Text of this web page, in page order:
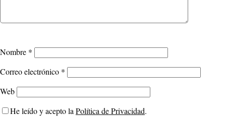
Nombre *
Correo electrónico *
Web
He leído y acepto laPolítica de Privacidad.